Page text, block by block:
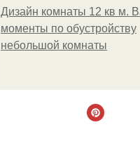
Дизайн комнаты 12 кв м.
моменты по обустройству
небольшой комнаты